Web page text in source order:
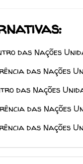
das Nações
das Nações
das Nações
das Nações
das Nações